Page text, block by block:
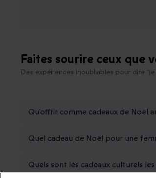
Faites sourire ceux que
Des expériences inoubliables pour dire “je
Qu’offrir comme cadeaux de Noël
Quel cadeau de Noël pour une
Quels sont les cadeaux culturels